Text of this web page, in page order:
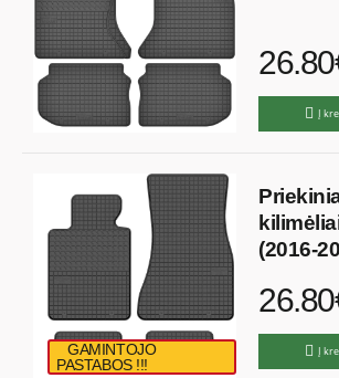
Į
GAMINTOJO
PASTABOS !!!
(2016-
Į